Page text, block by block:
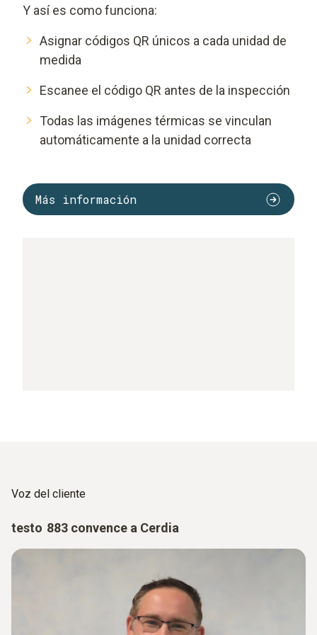
Y así es como funciona:
Asignar códigos QR únicos a cada unidad de
medida
Escanee el código QR antes de la inspección
Todas las imágenes térmicas se vinculan
automáticamente a la unidad correcta
Más información
Voz del cliente
testo 883 convence a Cerdia